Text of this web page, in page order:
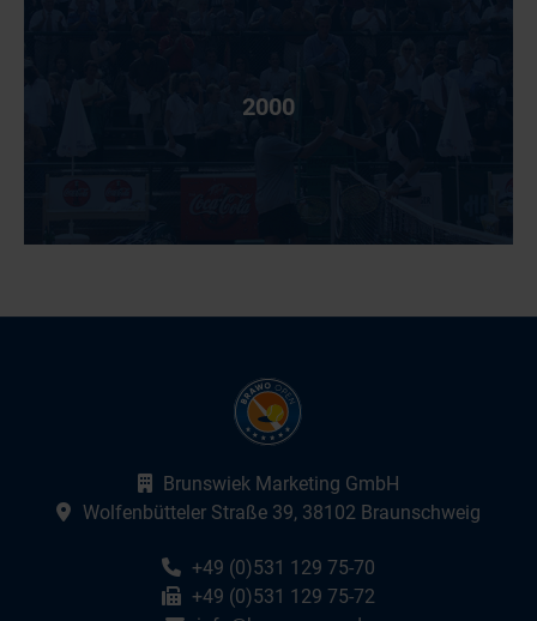
2000
Webseite:
Brunswiek Marketing GmbH
Google Maps:
Wolfenbütteler Straße 39, 38102 Braunschweig
Telefon:
+49 (0)531 129 75-70
Fax:
+49 (0)531 129 75-72